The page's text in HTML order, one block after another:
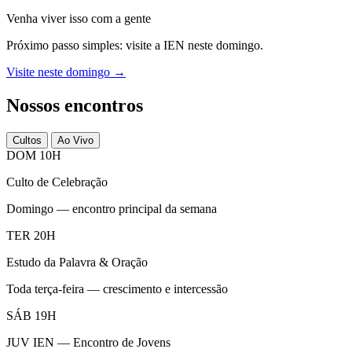
Venha viver isso com a gente
Próximo passo simples: visite a IEN neste domingo.
Visite neste domingo →
Nossos encontros
Cultos Ao Vivo
DOM 10H
Culto de Celebração
Domingo — encontro principal da semana
TER 20H
Estudo da Palavra & Oração
Toda terça-feira — crescimento e intercessão
SÁB 19H
JUV IEN — Encontro de Jovens